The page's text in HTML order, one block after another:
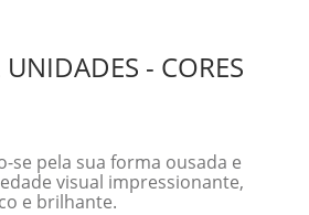
- CORES
se pela sua forma ousada e
visual impressionante,
e brilhante.